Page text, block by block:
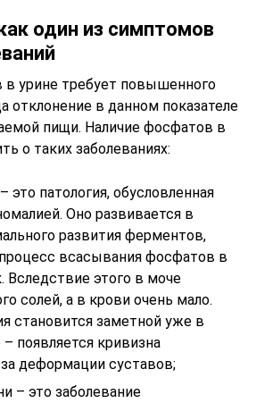
один из симптомов
урине требует повышенного
отклонение в данном показателе
пищи. Наличие фосфатов в
о таких заболеваниях:
это патология, обусловленная
Оно развивается в
развития ферментов,
всасывания фосфатов в
Вследствие этого в моче
солей, а в крови очень мало.
становится заметной уже в
появляется кривизна
деформации суставов;
– это заболевание